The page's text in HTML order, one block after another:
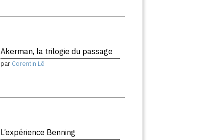
Akerman, la trilogie du passage
par Corentin Lê
L’expérience Benning